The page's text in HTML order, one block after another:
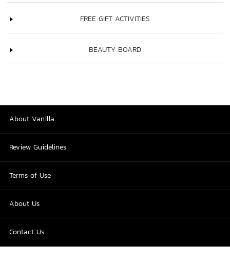
FREE GIFT ACTIVITIES
BEAUTY BOARD
About Vanilla
Review Guidelines
Terms of Use
About Us
Contact Us